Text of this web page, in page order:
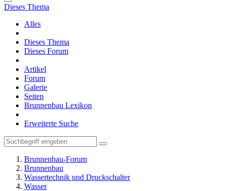
Dieses Thema
Alles
Dieses Thema
Dieses Forum
Artikel
Forum
Galerie
Seiten
Brunnenbau Lexikon
Erweiterte Suche
Brunnenbau-Forum
Brunnenbau
Wassertechnik und Druckschalter
Wasser